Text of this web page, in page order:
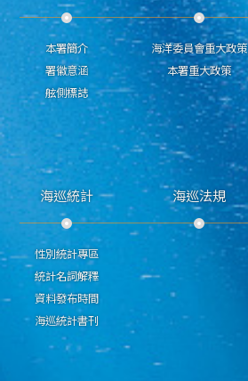
本署簡介
署徽意涵
舷側標誌
海洋委員會重大政策
本署重大政策
海巡統計
性別統計專區
統計名詞解釋
資料發布時間
海巡統計書刊
海巡法規